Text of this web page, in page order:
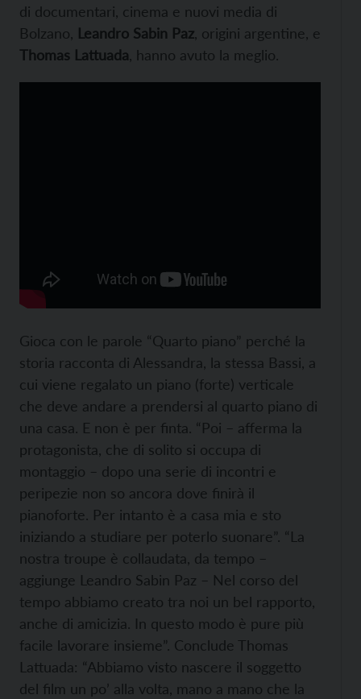
di documentari, cinema e nuovi media di
Bolzano, Leandro Sabin Paz , origini argentine, e
Thomas Lattuada , hanno avuto la meglio.
Gioca con le parole “Quarto piano” perché la
storia racconta di Alessandra, la stessa Bassi, a
cui viene regalato un piano (forte) verticale
che deve andare a prendersi al quarto piano di
una casa. E non è per finta. “Poi – afferma la
protagonista, che di solito si occupa di
montaggio – dopo una serie di incontri e
peripezie non so ancora dove finirà il
pianoforte. Per intanto è a casa mia e sto
iniziando a studiare per poterlo suonare”. “La
nostra troupe è collaudata, da tempo –
aggiunge Leandro Sabin Paz – Nel corso del
tempo abbiamo creato tra noi un bel rapporto,
anche di amicizia. In questo modo è pure più
facile lavorare insieme”. Conclude Thomas
Lattuada: “Abbiamo visto nascere il soggetto
del film un po’ alla volta, mano a mano che la